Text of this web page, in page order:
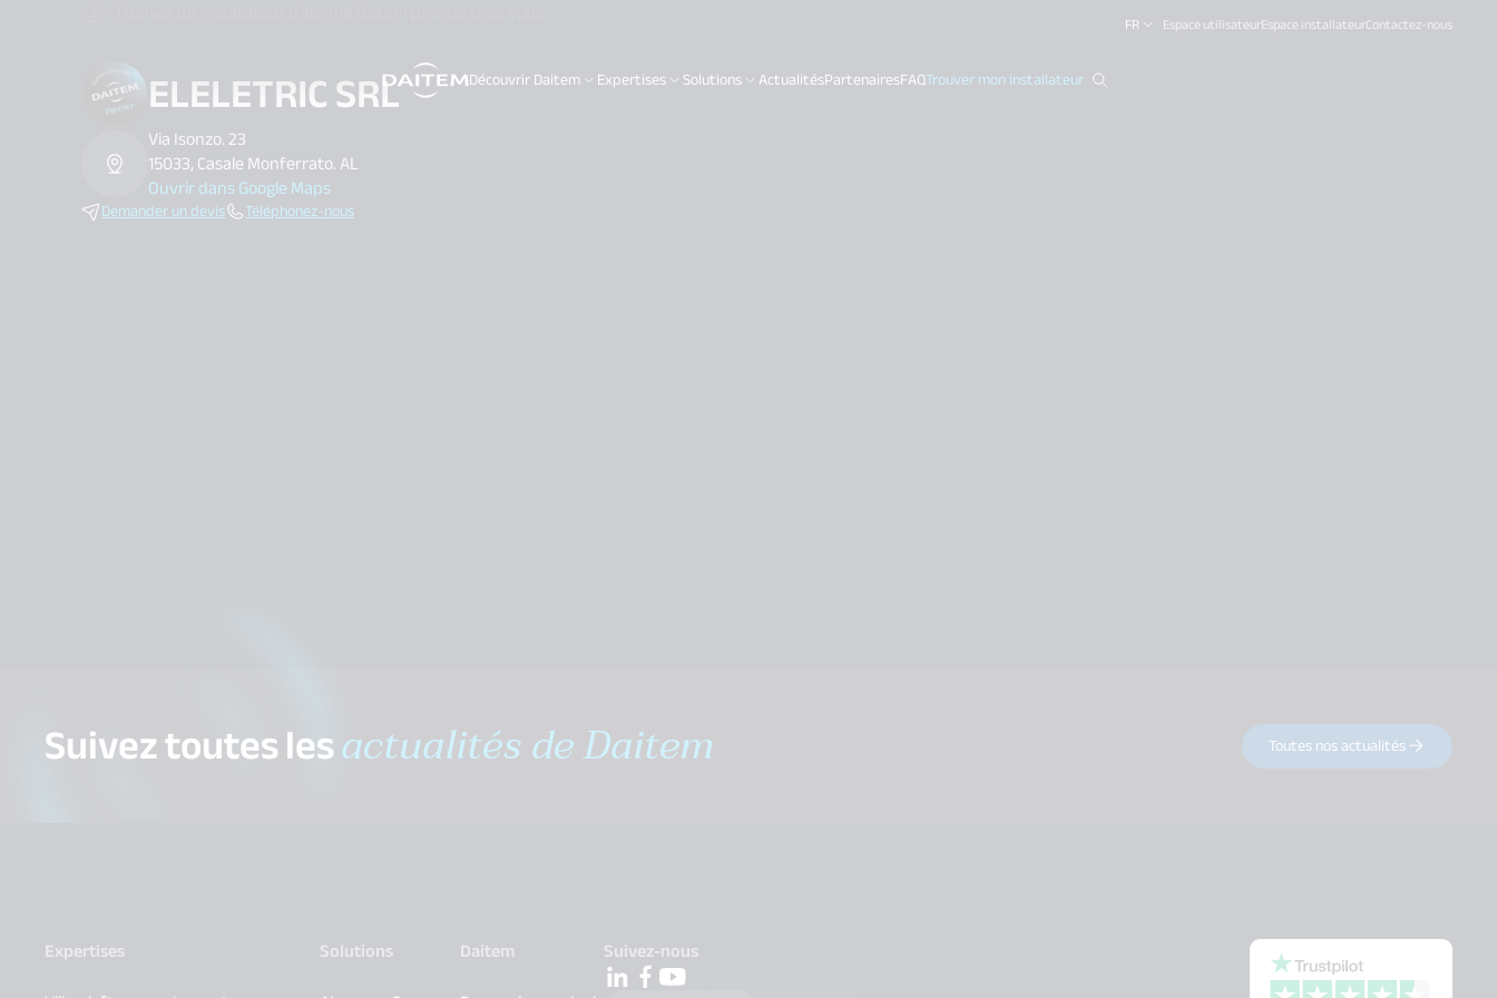
FR Espace utilisateurEspace installateurContactez-nous
Découvrir Daitem Expertises Solutions ActualitésPartenairesFAQTrouver mon installateur
search.label
ELELETRIC SRL
Via Isonzo. 23
15033, Casale Monferrato. AL
Ouvrir dans Google Maps
Demander un devis Téléphonez-nous
Suivez toutes lesactualités de Daitem Toutes nos actualités
Expertises
Solutions
Daitem
Suivez-nous